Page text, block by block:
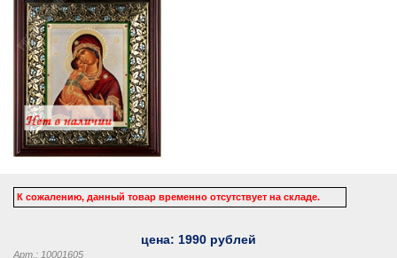
К сожалению, данный товар временно отсутствует на складе.
цена: 1990 рублей
Арт.: 10001605